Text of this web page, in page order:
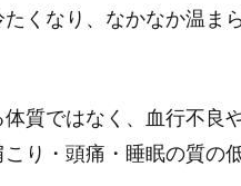
たくなり、なかなか温
質ではなく、血行不良
り・頭痛・睡眠の質の